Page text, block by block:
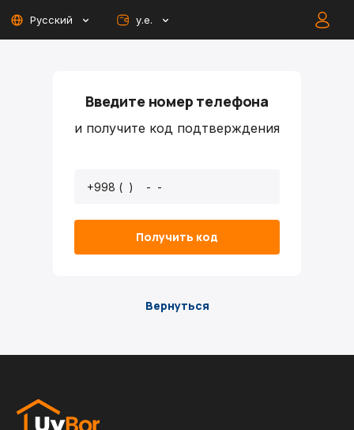
Русский у.е.
Введите номер телефона
и получите код подтверждения
Получить код
Вернуться